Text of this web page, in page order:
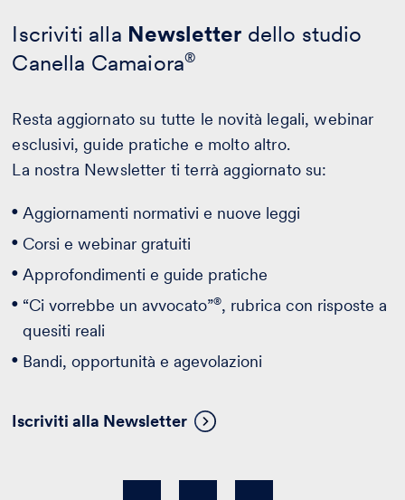
Iscriviti alla Newsletter dello studio
Canella Camaiora®
Resta aggiornato su tutte le novità legali, webinar
esclusivi, guide pratiche e molto altro.
La nostra Newsletter ti terrà aggiornato su:
Aggiornamenti normativi e nuove leggi
Corsi e webinar gratuiti
Approfondimenti e guide pratiche
“Ci vorrebbe un avvocato”®, rubrica con risposte a
quesiti reali
Bandi, opportunità e agevolazioni
Iscriviti alla Newsletter